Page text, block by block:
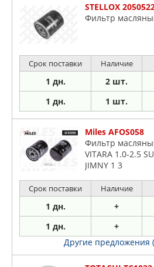
STELLOX
Фильтр
Срок поставки Наличие
1 дн. 2 шт.
1 дн. 1 шт.
Miles AFOS058
Фильтр
VITARA 1.0-2.5
JIMNY 1 3
Срок поставки Наличие
1 дн. +
1 дн. +
Другие предложения